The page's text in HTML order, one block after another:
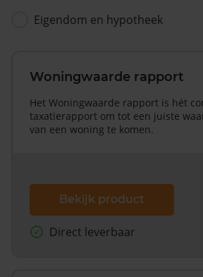
Eigendom en hypotheek
Woningwaarde rapport
Het Woningwaarde rapport is hét
taxatierapport om tot een juiste
van een woning te komen.
Bekijk product
Direct leverbaar